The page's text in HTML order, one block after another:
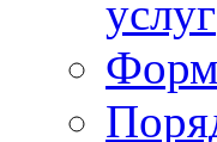
услуг